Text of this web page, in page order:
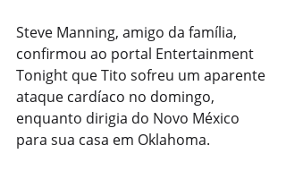
Steve Manning, amigo da família,
confirmou ao portal Entertainment
Tonight que Tito sofreu um aparente
ataque cardíaco no domingo,
enquanto dirigia do Novo México
para sua casa em Oklahoma.